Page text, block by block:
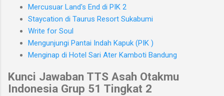
Mercusuar Land's End di PIK 2
Staycation di Taurus Resort Sukabumi
Write for Soul
Mengunjungi Pantai Indah Kapuk (PIK )
Menginap di Hotel Sari Ater Kamboti Bandung
Kunci Jawaban TTS Asah Otakmu
Indonesia Grup 51 Tingkat 2